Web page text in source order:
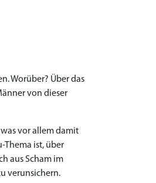
Worüber? Über das
von dieser
vor allem damit
Thema ist, über
aus Scham im
verunsichern.